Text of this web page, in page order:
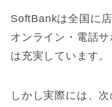
SoftBankは全国に
オンライン・電話
は充実しています。
しかし実際には、